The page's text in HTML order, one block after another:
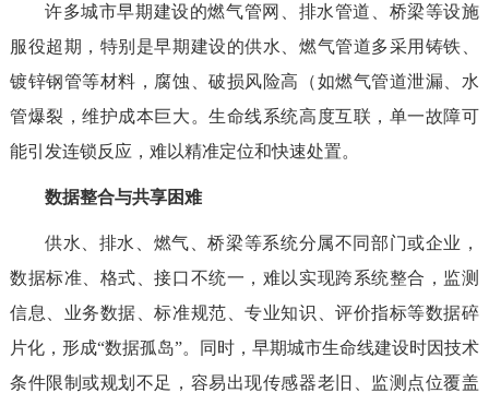
许多城市早期建设的燃气管网、排水管道、桥梁等设施
服役超期，特别是早期建设的供水、燃气管道多采用铸铁、
镀锌钢管等材料，腐蚀、破损风险高（如燃气管道泄漏、水
管爆裂，维护成本巨大。生命线系统高度互联，单一故障可
能引发连锁反应，难以精准定位和快速处置。
数据整合与共享困难
供水、排水、燃气、桥梁等系统分属不同部门或企业，
数据标准、格式、接口不统一，难以实现跨系统整合，监测
信息、业务数据、标准规范、专业知识、评价指标等数据碎
片化，形成“数据孤岛”。同时，早期城市生命线建设时因技术
条件限制或规划不足，容易出现传感器老旧、监测点位覆盖